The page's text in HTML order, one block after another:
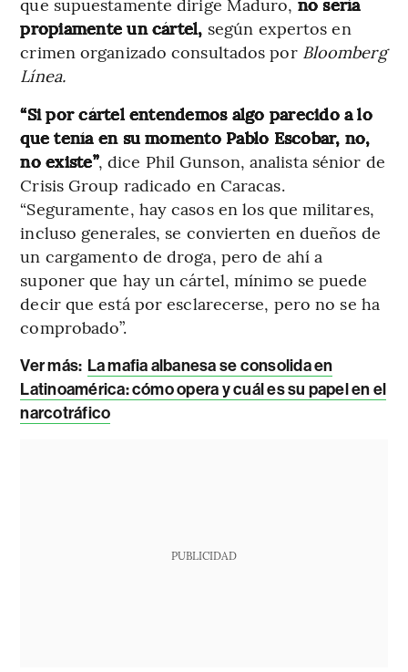
propiamente un cártel, según expertos en
crimen organizado consultados por Bloomberg
Línea.
“Si por cártel entendemos algo parecido a lo
que tenía en su momento Pablo Escobar, no,
no existe”, dice Phil Gunson, analista sénior de
Crisis Group radicado en Caracas.
“Seguramente, hay casos en los que militares,
incluso generales, se convierten en dueños de
un cargamento de droga, pero de ahí a
suponer que hay un cártel, mínimo se puede
decir que está por esclarecerse, pero no se ha
comprobado”.
Ver más: La mafia albanesa se consolida en
Latinoamérica: cómo opera y cuál es su papel en el
narcotráfico
PUBLICIDAD